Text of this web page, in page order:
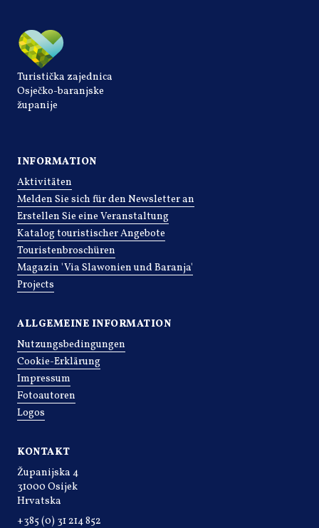
Turistička zajednica
Osječko-baranjske
županije
INFORMATION
Aktivitäten
Melden Sie sich für den Newsletter an
Erstellen Sie eine Veranstaltung
Katalog touristischer Angebote
Touristenbroschüren
Magazin 'Via Slawonien und Baranja'
Projects
ALLGEMEINE INFORMATION
Nutzungsbedingungen
Cookie-Erklärung
Impressum
Fotoautoren
Logos
KONTAKT
Županijska 4
31000 Osijek
Hrvatska
+385 (0) 31 214 852